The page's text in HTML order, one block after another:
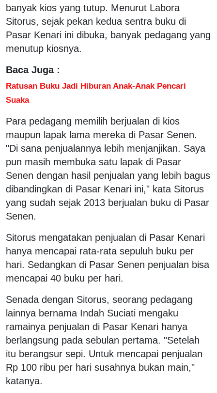
banyak kios yang tutup. Menurut Labora
Sitorus, sejak pekan kedua sentra buku di
Pasar Kenari ini dibuka, banyak pedagang yang
menutup kiosnya.
Baca Juga :
Ratusan Buku Jadi Hiburan Anak-Anak Pencari
Suaka
Para pedagang memilih berjualan di kios
maupun lapak lama mereka di Pasar Senen.
"Di sana penjualannya lebih menjanjikan. Saya
pun masih membuka satu lapak di Pasar
Senen dengan hasil penjualan yang lebih bagus
dibandingkan di Pasar Kenari ini," kata Sitorus
yang sudah sejak 2013 berjualan buku di Pasar
Senen.
Sitorus mengatakan penjualan di Pasar Kenari
hanya mencapai rata-rata sepuluh buku per
hari. Sedangkan di Pasar Senen penjualan bisa
mencapai 40 buku per hari.
Senada dengan Sitorus, seorang pedagang
lainnya bernama Indah Suciati mengaku
ramainya penjualan di Pasar Kenari hanya
berlangsung pada sebulan pertama. "Setelah
itu berangsur sepi. Untuk mencapai penjualan
Rp 100 ribu per hari susahnya bukan main,"
katanya.